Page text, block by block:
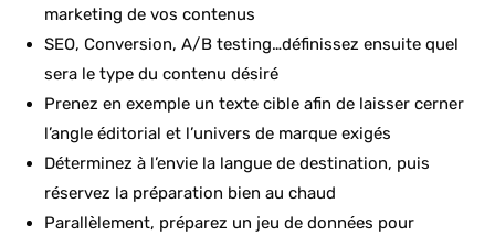
marketing de vos contenus
SEO, Conversion, A/B testing…définissez ensuite quel
sera le type du contenu désiré
Prenez en exemple un texte cible afin de laisser cerner
l’angle éditorial et l’univers de marque exigés
Déterminez à l’envie la langue de destination, puis
réservez la préparation bien au chaud
Parallèlement, préparez un jeu de données pour